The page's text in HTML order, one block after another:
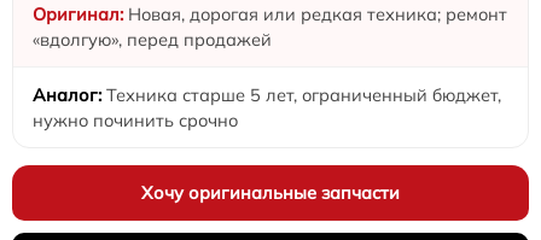
Новая, дорогая или редкая техника; ремонт
«вдолгую», перед продажей
Техника старше 5 лет, ограниченный бюджет,
нужно починить срочно
Хочу оригинальные запчасти